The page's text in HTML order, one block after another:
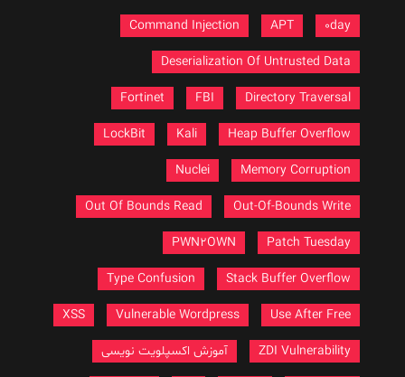
Command Injection
Deserialization Of Untrusted Data
Directory Traversal
Fortinet
Heap Buffer Overflow
LockBit
Memory Corruption
Nuclei
Out-Of-Bounds Write
Out Of Bounds Read
Patch Tuesday
PWN2OWN
Stack Buffer Overflow
Type Confusion
Use After Free
Vulnerable Wordpress
ZDI Vulnerability آموزش اکسپلویت نویسی